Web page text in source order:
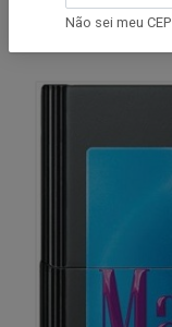
INÍCIO
Não sei meu CEP